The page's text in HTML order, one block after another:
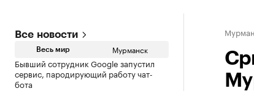
Все новости
Весь мир Мурманск
Бывший сотрудник Google запустил
сервис, пародирующий работу чат-
бота